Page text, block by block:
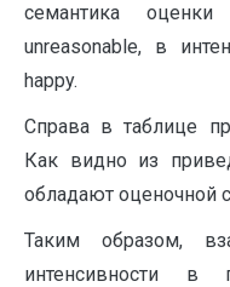
семантика
unreasonable, в
happy.
Справа в таблице
Как видно из
обладают оценочной
Таким образом,
интенсивности в